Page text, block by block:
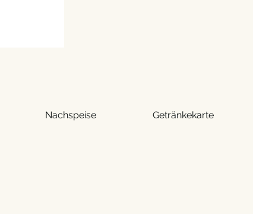
Nachspeise Getränkekarte